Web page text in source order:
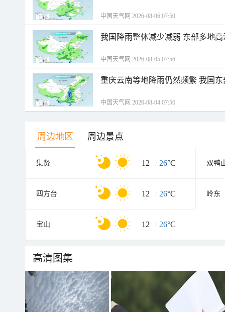
中国天气网 2026-08-06 07:50
我国降雨整体减少减弱 东部多地
中国天气网 2026-08-05 07:56
重庆云南等地降雨仍然频繁 我国
中国天气网 2026-08-04 07:56
周边地区 周边景点
集贤 12 / 26°C 双鸭
四方台 12 / 26°C 岭东
宝山 12 / 26°C
高清图集